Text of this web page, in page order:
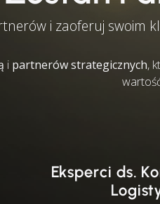
i zaoferuj
i partnerów strategicznych,
Eksperci ds.